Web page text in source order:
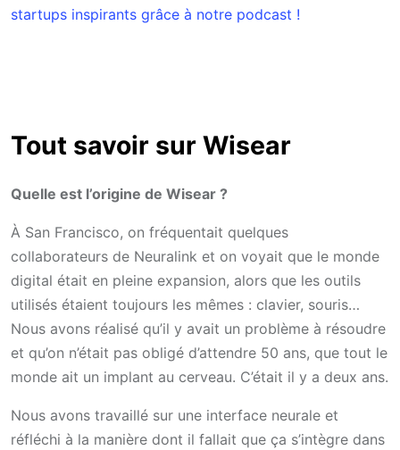
startups inspirants grâce à notre podcast !
Tout savoir sur Wisear
Quelle est l’origine de Wisear ?
À San Francisco, on fréquentait quelques
collaborateurs de Neuralink et on voyait que le monde
digital était en pleine expansion, alors que les outils
utilisés étaient toujours les mêmes : clavier, souris…
Nous avons réalisé qu’il y avait un problème à résoudre
et qu’on n’était pas obligé d’attendre 50 ans, que tout le
monde ait un implant au cerveau. C’était il y a deux ans.
Nous avons travaillé sur une interface neurale et
réfléchi à la manière dont il fallait que ça s’intègre dans